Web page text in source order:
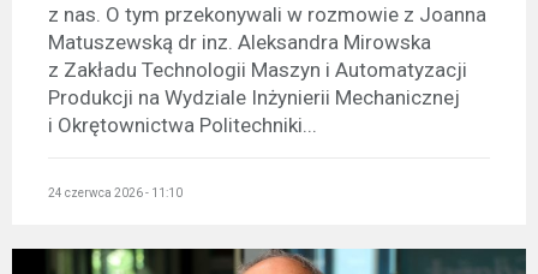
z nas. O tym przekonywali w rozmowie z Joanna
Matuszewską dr inz. Aleksandra Mirowska
z Zakładu Technologii Maszyn i Automatyzacji
Produkcji na Wydziale Inżynierii Mechanicznej
i Okrętownictwa Politechniki...
24 czerwca 2026 - 11:10